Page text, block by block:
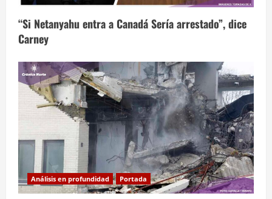
“Si Netanyahu entra a Canadá Sería arrestado”, dice
Carney
Análisis en profundidad Portada